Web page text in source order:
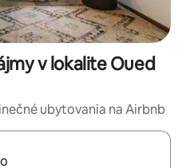
v lokalite Oued
ubytovania na Airbnb
môžete si ich prechádzať